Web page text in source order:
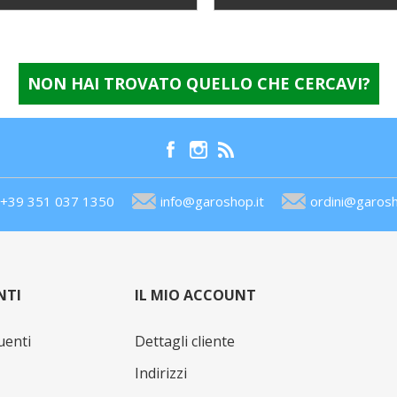
NON HAI TROVATO QUELLO CHE CERCAVI?
+39 351 037 1350 info@garoshop.it
IL MIO ACCOUNT
Dettagli cliente
Indirizzi